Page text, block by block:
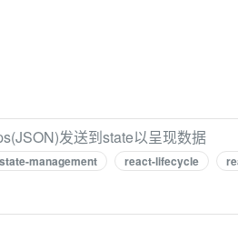
发送到state以呈现数据
management react-lifecycle